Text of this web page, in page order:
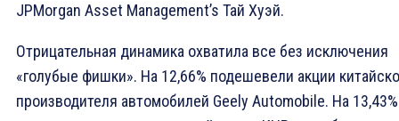
JPMorgan Asset Management’s Тай Хуэй.
Отрицательная динамика охватила все без исключения
«голубые фишки». На 12,66% подешевели акции
производителя автомобилей Geely Automobile. На 13,43%